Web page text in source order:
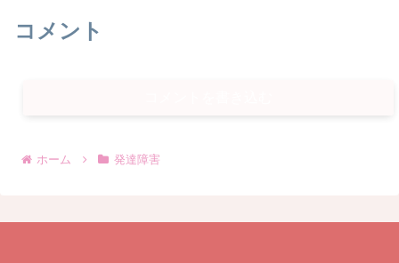
コメント
ホーム 発達障害